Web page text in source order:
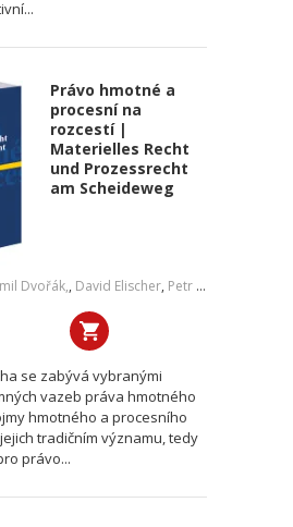
Právo hmotné a
procesní na
rozcestí |
Materielles Recht
und Prozessrecht
am Scheideweg
Dvořák,, David Elischer, Petr Lavický
se zabývá vybranými
vazeb práva hmotného
hmotného a procesního
tradičním významu, tedy
právo...